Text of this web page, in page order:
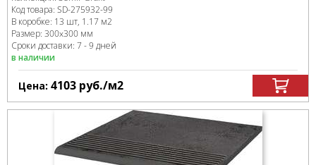
Код товара: SD-275932-99
В коробке: 13 шт, 1.17 м2
Размер: 300x300 мм
Сроки доставки: 7 - 9 дней
в наличии
Цена: 4103 руб./м2